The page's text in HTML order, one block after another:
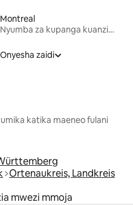
Montreal
Nyumba za kupanga kuanzia mwezi mmoja
Onyesha zaidi
katika maeneo fulani
Ortenaukreis, Landkreis
mwezi mmoja